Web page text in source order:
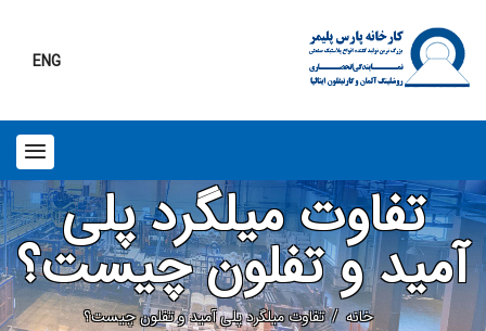
ENG
تفاوت میلگرد پلی
آمید و تفلون چیست؟
خانه تفاوت میلگرد پلی آمید و تفلون چیست؟